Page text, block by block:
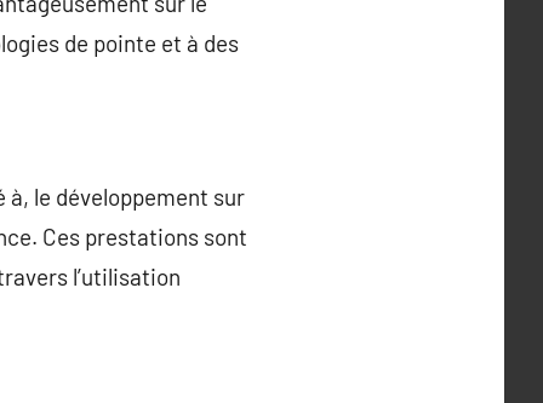
de pointe et à des
le développement sur
Ces prestations sont
l’utilisation